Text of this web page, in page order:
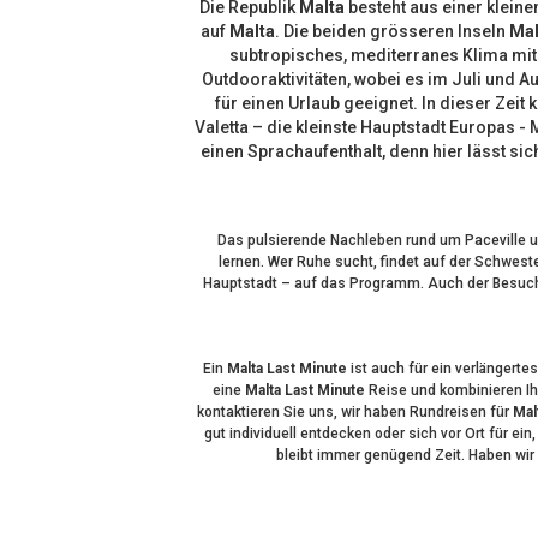
Die Republik Malta besteht aus einer
auf Malta. Die beiden grösseren Inseln
subtropisches, mediterranes Klima
Outdooraktivitäten, wobei es im Juli und
für einen Urlaub geeignet. In dieser Zeit
Valetta – die kleinste Hauptstadt Europas -
einen Sprachaufenthalt, denn hier lässt
Das pulsierende Nachleben rund um Paceville
lernen. Wer Ruhe sucht, findet auf der
Hauptstadt – auf das Programm. Auch der
Ein Malta Last Minute ist auch für ein
eine Malta Last Minute Reise und kombinieren
kontaktieren Sie uns, wir haben Rundreisen für
gut individuell entdecken oder sich vor Ort für
bleibt immer genügend Zeit. Haben